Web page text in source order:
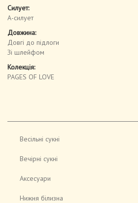
Силует:
А-силует
Довжина:
Довгі до підлоги
Зі шлейфом
Колекція:
PAGES OF LOVE
Весільні сукні
Вечірні сукні
Аксесуари
Нижня білизна